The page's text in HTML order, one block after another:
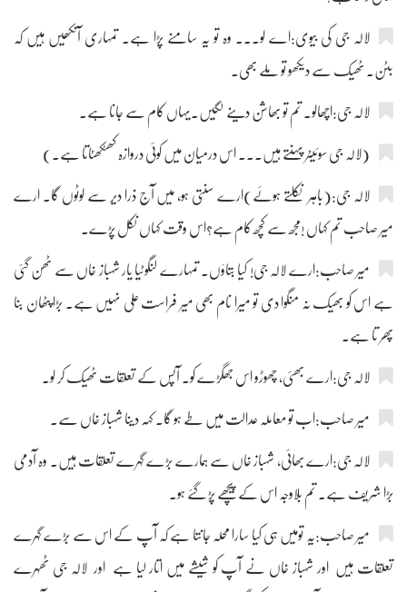
لالہ جی کی بیوی:اے لو۔۔۔ وہ تو یہ سامنے پڑا ہے۔ تمہاری آنکھیں ہیں کہ
بٹن۔ ٹھیک سے دیکھو تو ملے بھی۔
لالہ جی:اچھالو۔ تم تو بھاشن دینے لگیں۔یہاں کام سے جانا ہے۔
(لالہ جی سوئیٹر پہنتے ہیں۔۔۔ اس درمیان میں کوئی دروازہ کھٹکھٹاتا ہے۔)
لالہ جی:(باہر نکلتے ہوئے)ارے سنتی ہو، میں آج ذرا دیر سے لوٹوں گا۔ ارے
میر صاحب تم کہاں !مجھ سے کچھ کام ہے؟اس وقت کہاں نکل پڑے۔
میر صاحب:ارے لالہ جی! کیا بتاؤں۔ تمہارے لنگوٹیا یار شہباز خاں سے ٹھن گئی
ہے اس کو بھیک نہ منگوا دی تو میرا نام بھی میر فراست علی نہیں ہے۔ بڑا پٹھان بنا
پھر تا ہے۔
لالہ جی:ارے بھئی، چھوڑو اس جھگڑے کو۔ آپس کے تعلقات ٹھیک کر لو۔
میر صاحب:اب تو معاملہ عدالت میں طے ہو گا۔ کہہ دینا شہباز خاں سے۔
لالہ جی:ارے بھائی، شہباز خاں سے ہمارے بڑے گہرے تعلقات ہیں۔ وہ آدمی
بڑا شریف ہے۔ تم بلاوجہ اس کے پیچھے پڑ گئے ہو۔
میر صاحب:یہ تومیں ہی کیا سارا محلہ جانتا ہے کہ آپ کے اس سے بڑے گہرے
تعلقات ہیں اور شہباز خاں نے آپ کو شیشے میں اتار لیا ہے اور لالہ جی ٹھہرے